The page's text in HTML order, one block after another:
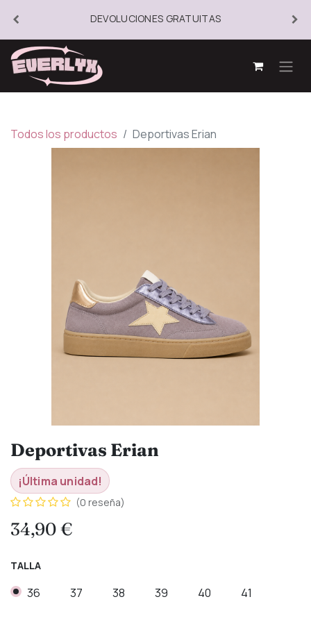
DEVOLUCIONES GRATUITAS
Todos los productos Deportivas Erian
Deportivas Erian
¡Última unidad!
(0 reseña)
34,90€
TALLA
36 37 38 39 40 41